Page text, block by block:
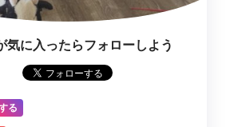
気に入ったらフォローしよう
る